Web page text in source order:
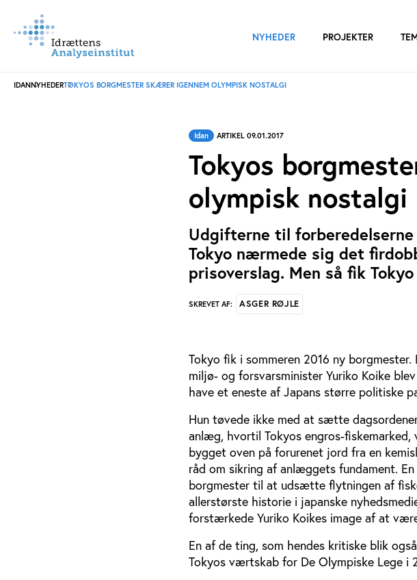
NYHEDER PROJEKTER
IDANNYHEDERTOKYOS BORGMESTER SKÆRER IGENNEM OLYMPISK NOSTALGI
Idan ARTIKEL 09.01.2017
Tokyos
olympisk nostalgi
Udgifterne til
Tokyo nærmede sig det
prisoverslag. Men så fik
SKREVET AF: ASGER RØJLE
Tokyo fik i sommeren 2016 ny
miljø- og forsvarsminister Yuriko Koike
have et eneste af Japans større politiske
Hun tøvede ikke med at sætte
anlæg, hvortil Tokyos engros-
bygget oven på forurenet jord fra en
råd om sikring af anlæggets fundament.
borgmester til at udsætte flytningen af
allerstørste historie i japanske
forstærkede Yuriko Koikes image af at
En af de ting, som hendes kritiske blik
Tokyos værtskab for De Olympiske Lege